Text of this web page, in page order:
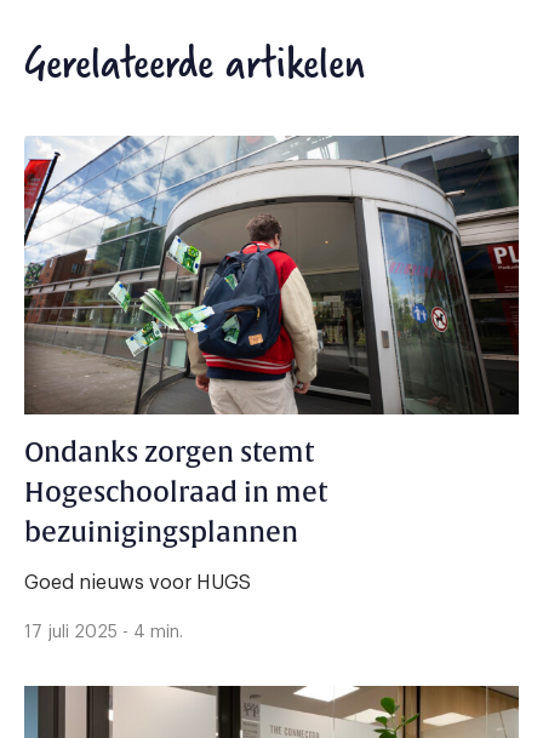
Gerelateerde artikelen
Ondanks zorgen stemt
Hogeschoolraad in met
bezuinigingsplannen
Goed nieuws voor HUGS
17 juli 2025 - 4 min.